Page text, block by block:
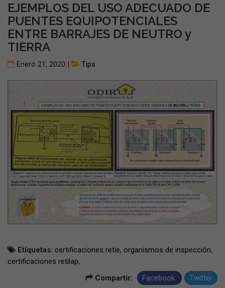
EJEMPLOS DEL USO ADECUADO DE
PUENTES EQUIPOTENCIALES
ENTRE BARRAJES DE NEUTRO y
TIERRA
Enero 21, 2020 | Tips
Etíquetas: certificaciones retie, organismos de inspección,
certificaciones retilap,
Compartir:
Facebook Twitter